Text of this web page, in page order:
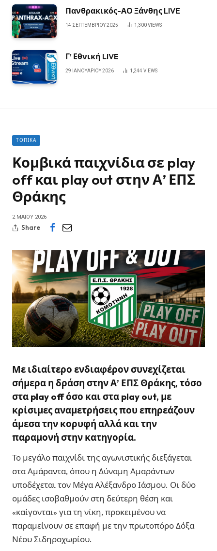
Πανθρακικός-ΑΟ Ξάνθης LIVE
14 ΣΕΠΤΕΜΒΡΊΟΥ 2025 1,300VIEWS
Γ’ Εθνική LIVE
29 ΙΑΝΟΥΑΡΊΟΥ 2026 1,244 VIEWS
ΤΟΠΙΚΆ
Κομβικά παιχνίδια σε play
off και play out στην Α’ ΕΠΣ
Θράκης
2 ΜΑΪ́ΟΥ 2026
Share
Με ιδιαίτερο ενδιαφέρον συνεχίζεται
σήμερα η δράση στην Α’ ΕΠΣ Θράκης, τόσο
στα play off όσο και στα play out, με
κρίσιμες αναμετρήσεις που επηρεάζουν
άμεσα την κορυφή αλλά και την
παραμονή στην κατηγορία.
Το μεγάλο παιχνίδι της αγωνιστικής διεξάγεται
στα Αμάραντα, όπου η Δύναμη Αμαράντων
υποδέχεται τον Μέγα Αλέξανδρο Ιάσμου. Οι δύο
ομάδες ισοβαθμούν στη δεύτερη θέση και
«καίγονται» για τη νίκη, προκειμένου να
παραμείνουν σε επαφή με την πρωτοπόρο Δόξα
Νέου Σιδηροχωρίου.